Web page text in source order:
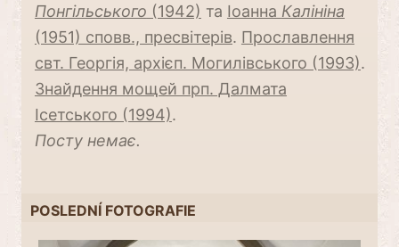
Понгільського (1942) та Іоанна Калініна
(1951) сповв., пресвітерів. Прославлення
свт. Георгія, архієп. Могилівського (1993).
Знайдення мощей прп. Далмата
Ісетського (1994).
Посту немає.
POSLEDNÍ FOTOGRAFIE